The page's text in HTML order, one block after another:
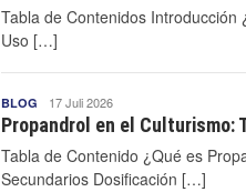
Tabla de Contenidos
Uso […]
BLOG Mnctvano2
Mnctvano2
17 Juli 2026
Propandrol en el Culturismo:
Tabla de Contenido ¿Qué es
Secundarios Dosificación […]